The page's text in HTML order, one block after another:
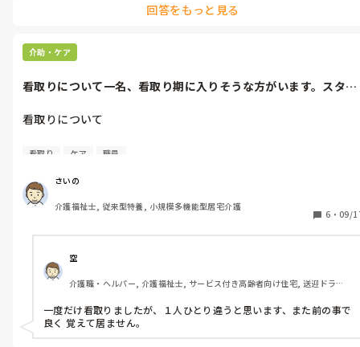
今年は利用者の作った七夕飾りと園児の作った七夕飾りを交換し
回答をもっと見る
介助・ケア
看取りについて一名、看取り期に入りそうな方がいます。スタッ
看取りについて
一名、看取り期に入りそうな方がいます。
看取りを経験された方、
・こういうことをやったよ
など、色々と考えを教えていただければと思います。
利用者様一人一人、対応が変わるので、一辺倒ではないのは重々
承知の上、みなさんの体験談や考えを教えていただければと思い
看取り ケア 職員
さいの
介護福祉士, 従来型特養, 小規模多機能型居宅介護
6 ・ 09/
空
介護職・ヘルパー, 介護福祉士, サービス付き高齢者向け住宅, 送迎ドライ
一度だけ看取りましたが、１人ひとり違うと思います、また前の事で
良く 覚えて居ません。